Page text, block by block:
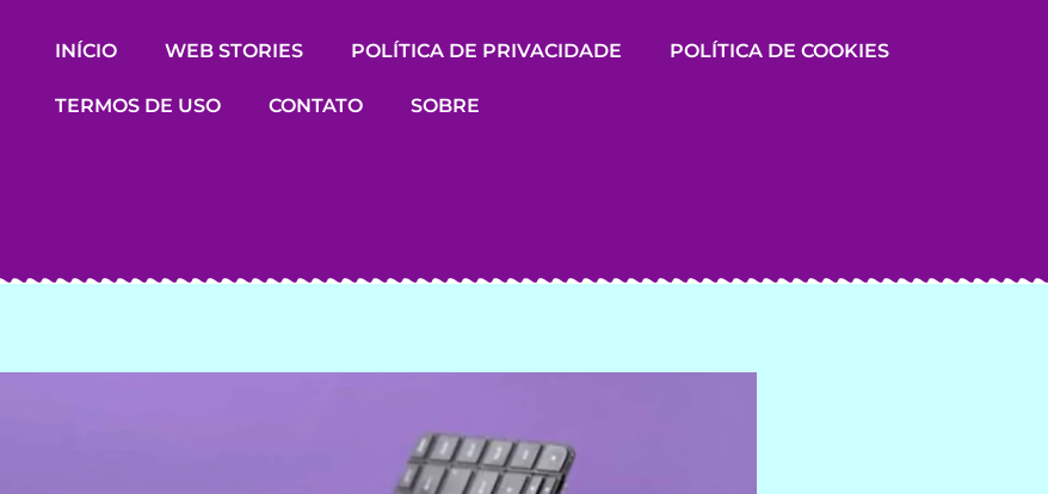
INÍCIO WEB STORIES POLÍTICA DE PRIVACIDADE POLÍTICA DE COOKIES
TERMOS DE USO CONTATO SOBRE